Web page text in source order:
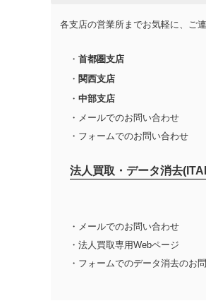
各支店の営業所までお気軽に、ご
・ 首都圏支店
・ 関西支店
・ 中部支店
・メールでのお問い合わせ
・フォームでのお問い合わせ
法人買取・データ消去
・メールでのお問い合わせ
・法人買取専用Webページ
・フォームでのデータ消去のお